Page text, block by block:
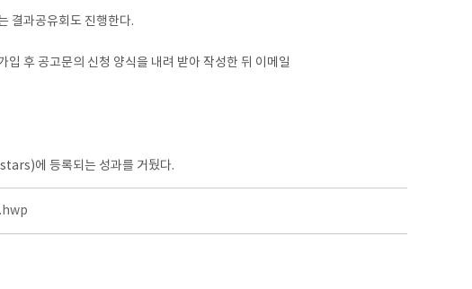
결과공유회도 진행한다.
후 공고문의 신청 양식을 내려 받아 작성한 뒤 이메일
에 등록되는 성과를 거뒀다.